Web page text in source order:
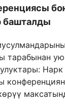
башталды
тарабынан